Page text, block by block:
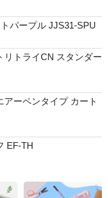
パープル JJS31-SPU
リトライCN スタンダー
アーペンタイプ カート
EF-TH